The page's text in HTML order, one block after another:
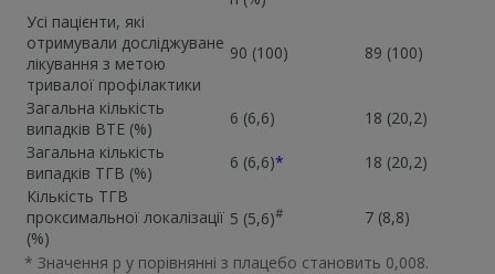
Усі пацієнти, які
отримували досліджуване
лікування з метою
тривалої профілактики
90 (100) 89 (100)
Загальна кількість
випадків ВТЕ (%)
6 (6,6)
18 (20,2)
Загальна кількість
випадків ТГВ (%)
6 (6,6)*
18 (20,2)
Кількість ТГВ
проксимальної локалізації
(%)
5 (5,6)# 7 (8,8)
* Значення p у порівнянні з плацебо становить 0,008.